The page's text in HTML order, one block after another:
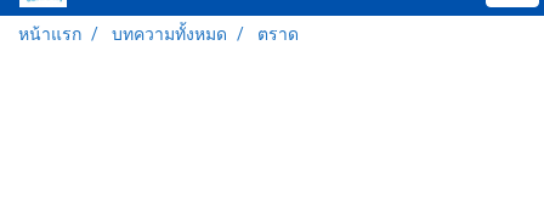
หน้าแรก บทความทั้งหมด ตราด